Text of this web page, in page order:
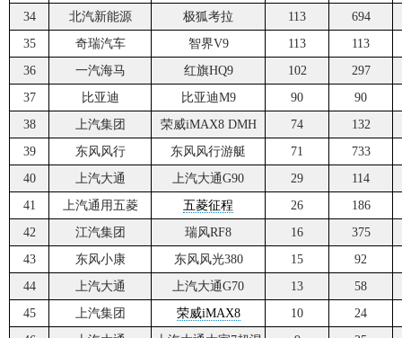
34
北汽新能源 极狐考拉 113
694
35
奇瑞汽车 智界V9 113
113
36
一汽海马 红旗HQ9 102
297
37
比亚迪 比亚迪M9 90
90
38
上汽集团 荣威iMAX8 DMH 74
132
39
东风风行 东风风行游艇 71
733
40
上汽大通 上汽大通G90 29
114
41
上汽通用五菱 五菱征程 26
186
42
江汽集团 瑞风RF8 16
375
43
东风小康 东风风光380 15
92
44
上汽大通 上汽大通G70 13
58
45
上汽集团 荣威iMAX8 10
24